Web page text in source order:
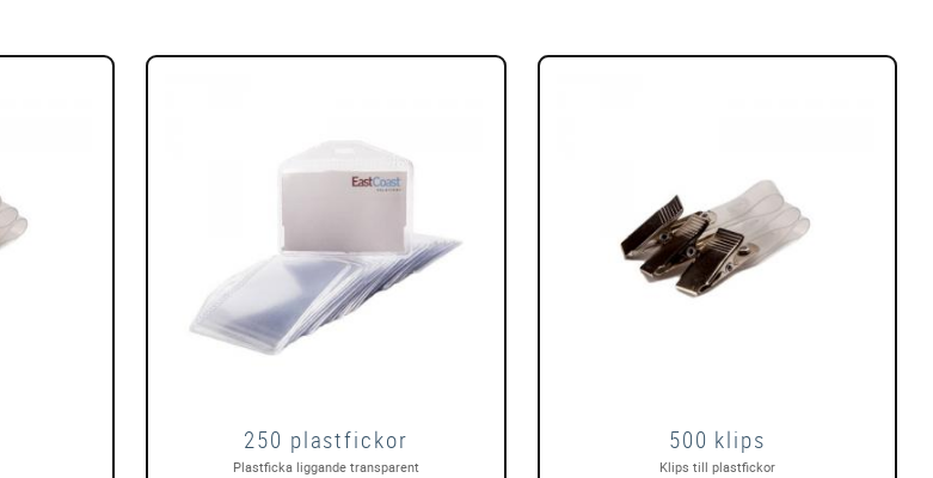
250 plastfickor
Plastficka liggande transparent
500 klips
Klips till plastfickor